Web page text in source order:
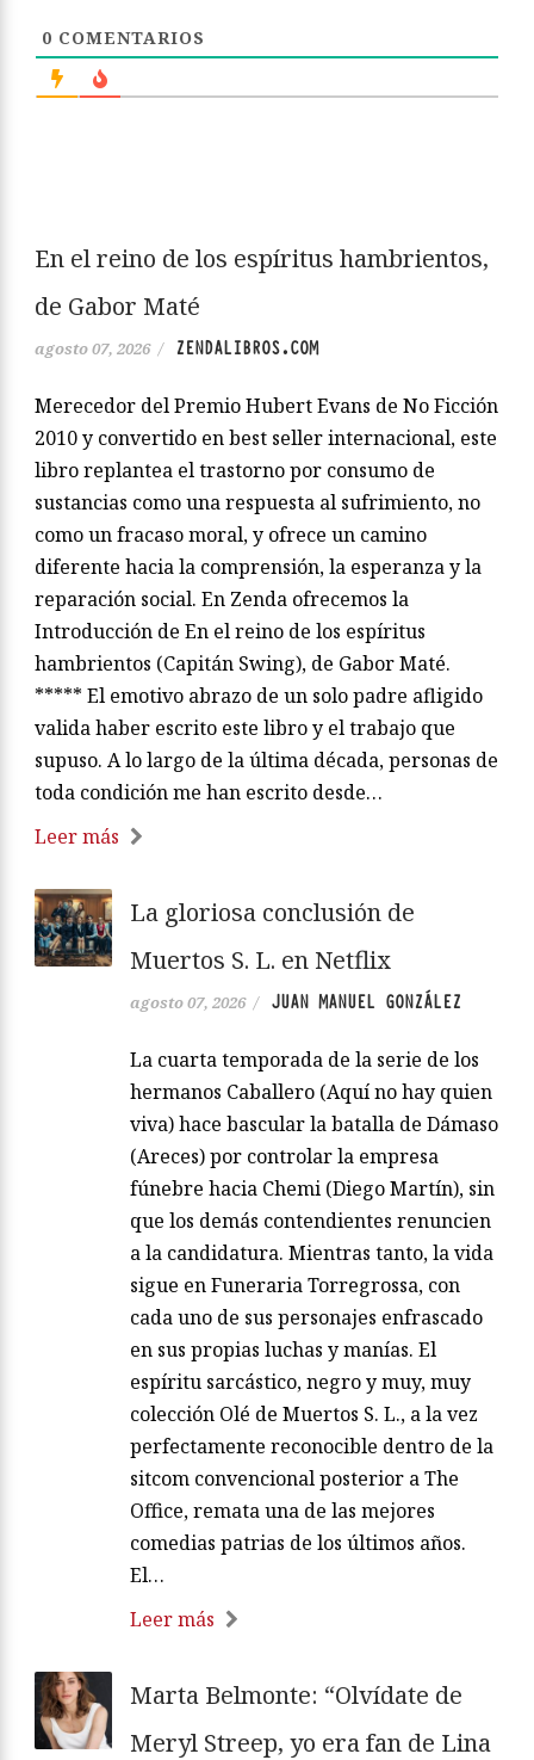
0 COMENTARIOS
En el reino de los espíritus hambrientos,
de Gabor Maté
agosto 07, 2026 / ZENDALIBROS.COM
Merecedor del Premio Hubert Evans de No Ficción
2010 y convertido en best seller internacional, este
libro replantea el trastorno por consumo de
sustancias como una respuesta al sufrimiento, no
como un fracaso moral, y ofrece un camino
diferente hacia la comprensión, la esperanza y la
reparación social. En Zenda ofrecemos la
Introducción de En el reino de los espíritus
hambrientos (Capitán Swing), de Gabor Maté.
***** El emotivo abrazo de un solo padre afligido
valida haber escrito este libro y el trabajo que
supuso. A lo largo de la última década, personas de
toda condición me han escrito desde…
Leer más
La gloriosa conclusión de
Muertos S. L. en Netflix
agosto 07, 2026 / JUAN MANUEL GONZÁLEZ
La cuarta temporada de la serie de los
hermanos Caballero (Aquí no hay quien
viva) hace bascular la batalla de Dámaso
(Areces) por controlar la empresa
fúnebre hacia Chemi (Diego Martín), sin
que los demás contendientes renuncien
a la candidatura. Mientras tanto, la vida
sigue en Funeraria Torregrossa, con
cada uno de sus personajes enfrascado
en sus propias luchas y manías. El
espíritu sarcástico, negro y muy, muy
colección Olé de Muertos S. L., a la vez
perfectamente reconocible dentro de la
sitcom convencional posterior a The
Office, remata una de las mejores
comedias patrias de los últimos años.
El…
Leer más
Marta Belmonte: “Olvídate de
Meryl Streep, yo era fan de Lina